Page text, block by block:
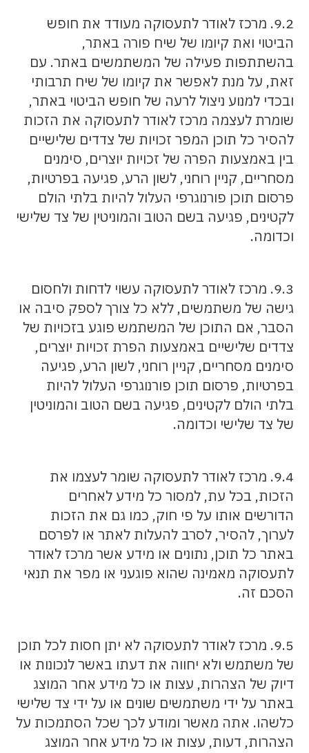
9.2. מרכז לאודר לתעסוקה מעודד את חופש
הביטוי ואת קיומו של שיח פורה באתר,
בהשתתפות פעילה של המשתמשים באתר. עם
זאת, על מנת לאפשר את קיומו של שיח תרבותי
ובכדי למנוע ניצול לרעה של חופש הביטוי באתר,
שומרת לעצמה מרכז לאודר לתעסוקה את הזכות
להסיר כל תוכן המפר זכויות של צדדים שלישיים
בין באמצעות הפרה של זכויות יוצרים, סימנים
מסחריים, קניין רוחני, לשון הרע, פגיעה בפרטיות,
פרסום תוכן פורנוגרפי העלול להיות בלתי הולם
לקטינים, פגיעה בשם הטוב והמוניטין של צד שלישי
וכדומה.
9.3. מרכז לאודר לתעסוקה עשוי לדחות ולחסום
גישה של משתמשים, ללא כל צורך לספק סיבה או
הסבר, אם התוכן של המשתמש פוגע בזכויות של
צדדים שלישיים באמצעות הפרת זכויות יוצרים,
סימנים מסחריים, קניין רוחני, לשון הרע, פגיעה
בפרטיות, פרסום תוכן פורנוגרפי העלול להיות
בלתי הולם לקטינים, פגיעה בשם הטוב והמוניטין
של צד שלישי וכדומה.
9.4. מרכז לאודר לתעסוקה שומר לעצמו את
הזכות, בכל עת, למסור כל מידע לאחרים
הדורשים אותו על פי חוק, כמו גם את הזכות
לערוך, להסיר, לסרב להעלות לאתר או לפרסם
באתר כל תוכן, נתונים או מידע אשר מרכז לאודר
לתעסוקה מאמינה שהוא פוגעני או מפר את תנאי
הסכם זה.
9.5. מרכז לאודר לתעסוקה לא יתן חסות לכל תוכן
של משתמש ולא יחווה את דעתו באשר לנכונות או
דיוק של הצהרות, עצות או כל מידע אחר המוצג
באתר על ידי משתמשים שונים או על ידי צד שלישי
כלשהו. אתה מאשר ומודע לכך שכל הסתמכות על
הצהרות, דעות, עצות או כל מידע אחר המוצג